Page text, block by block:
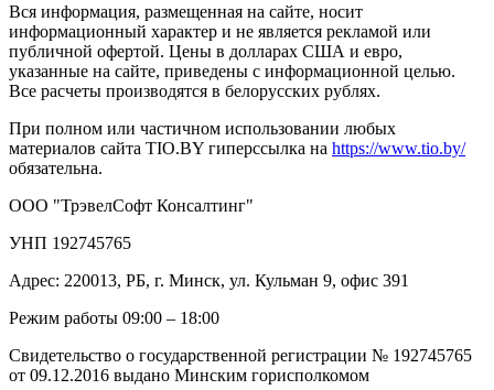
Вся информация, размещенная на сайте, носит
информационный характер и не является рекламой или
публичной офертой. Цены в долларах США и евро,
указанные на сайте, приведены с информационной целью.
Все расчеты производятся в белорусских рублях.
При полном или частичном использовании любых
материалов сайта TIO.BY гиперссылка на https://www.tio.by/
обязательна.
ООО "ТрэвелСофт Консалтинг"
УНП 192745765
Адрес: 220013, РБ, г. Минск, ул. Кульман 9, офис 391
Режим работы 09:00 – 18:00
Свидетельство о государственной регистрации № 192745765
от 09.12.2016 выдано Минским горисполкомом